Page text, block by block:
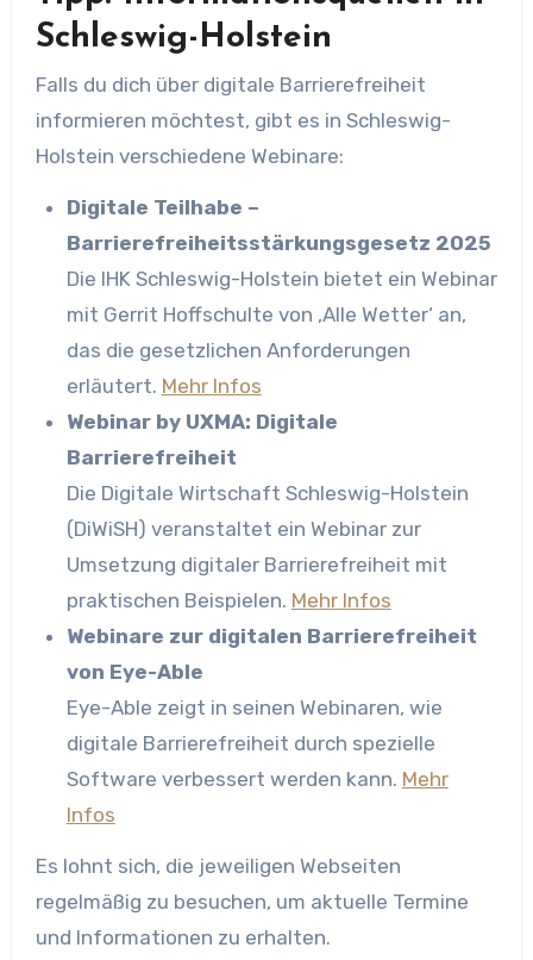
Schleswig-Holstein
Falls du dich über digitale Barrierefreiheit
informieren möchtest, gibt es in Schleswig-
Holstein verschiedene Webinare:
Digitale Teilhabe –
Barrierefreiheitsstärkungsgesetz 2025
Die IHK Schleswig-Holstein bietet ein Webinar
mit Gerrit Hoffschulte von ‚Alle Wetter‘ an,
das die gesetzlichen Anforderungen
erläutert. Mehr Infos
Webinar by UXMA: Digitale
Barrierefreiheit
Die Digitale Wirtschaft Schleswig-Holstein
(DiWiSH) veranstaltet ein Webinar zur
Umsetzung digitaler Barrierefreiheit mit
praktischen Beispielen. Mehr Infos
Webinare zur digitalen Barrierefreiheit
von Eye-Able
Eye-Able zeigt in seinen Webinaren, wie
digitale Barrierefreiheit durch spezielle
Software verbessert werden kann. Mehr
Infos
Es lohnt sich, die jeweiligen Webseiten
regelmäßig zu besuchen, um aktuelle Termine
und Informationen zu erhalten.